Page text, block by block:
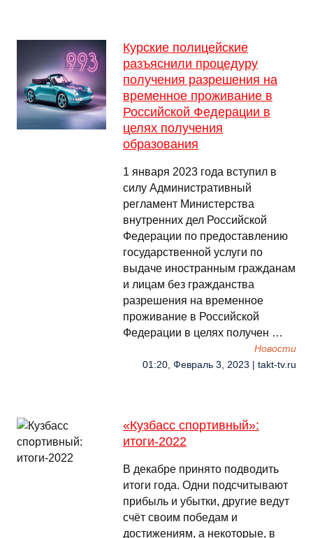
Курские полицейские
разъяснили процедуру
получения разрешения на
временное проживание в
Российской Федерации в
целях получения
образования
1 января 2023 года вступил в
силу Административный
регламент Министерства
внутренних дел Российской
Федерации по предоставлению
государственной услуги по
выдаче иностранным гражданам
и лицам без гражданства
разрешения на временное
проживание в Российской
Федерации в целях получен …
Новости
01:20, Февраль 3, 2023 | takt-tv.ru
«Кузбасс спортивный»:
итоги-2022
В декабре принято подводить
итоги года. Одни подсчитывают
прибыль и убытки, другие ведут
счёт своим победам и
достижениям, а некоторые, в